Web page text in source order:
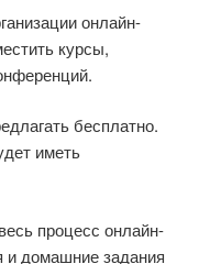
онлайн-
курсы,
бесплатно.
иметь
процесс онлайн-
и домашние задания